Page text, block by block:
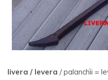
livera / levera / palanchìi =